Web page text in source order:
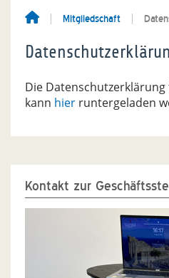
Mitgliedschaft
Die
kann hier runtergeladen
Kontakt zur